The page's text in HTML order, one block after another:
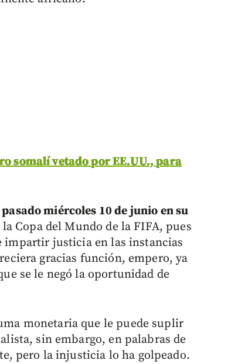
somalí vetado por EE.UU., para
miércoles 10 de junio en su
Copa del Mundo de la FIFA, pues
impartir justicia en las instancias
gracias función, empero, ya
se le negó la oportunidad de
monetaria que le puede suplir
sin embargo, en palabras de
pero la injusticia lo ha golpeado.